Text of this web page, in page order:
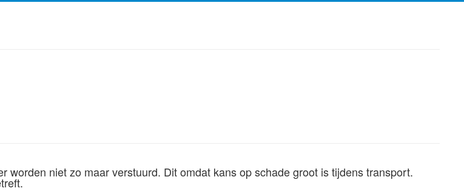
niet zo maar verstuurd. Dit omdat kans op schade groot is tijdens transport.